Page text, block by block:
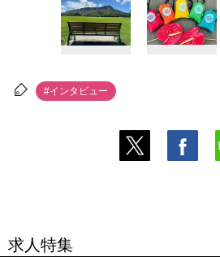
#インタビュー
求人特集